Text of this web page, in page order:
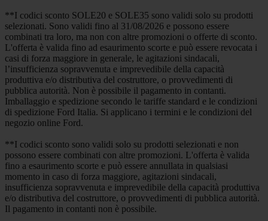
**I codici sconto SOLE20 e SOLE35 sono validi solo su prodotti
selezionati. Sono validi fino al 31/08/2026 e possono essere
combinati tra loro, ma non con altre promozioni o offerte di sconto.
L'offerta è valida fino ad esaurimento scorte e può essere revocata i
casi di forza maggiore in generale, le agitazioni sindacali,
l’insufficienza sopravvenuta e imprevedibile della capacità
produttiva e/o distributiva del costruttore, o provvedimenti di
pubblica autorità. Non è possibile il pagamento in contanti.
Imballaggio e spedizione secondo le tariffe standard e le condizioni
di spedizione Ford Italia. Si applicano i termini e le condizioni del
negozio online Ford.
**I codici sconto sono validi solo su prodotti selezionati e non
possono essere combinati con altre promozioni. L'offerta è valida
fino a esaurimento scorte e può essere annullata in qualsiasi
momento in caso di forza maggiore, agitazioni sindacali,
insufficienza sopravvenuta e imprevedibile della capacità produttiva
e/o distributiva del costruttore, o provvedimenti di pubblica autorità.
Il pagamento in contanti non è possibile.